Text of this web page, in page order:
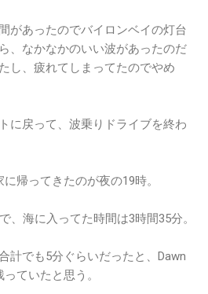
があったのでバイロンベイの灯台
、なかなかのいい波があったのだ
し、疲れてしまってたのでやめ
に戻って、波乗りドライブを終わ
帰ってきたのが夜の19時。
、海に入ってた時間は3時間35分。
計でも5分ぐらいだったと、Dawn
ていたと思う。